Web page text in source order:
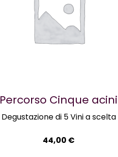
Percorso Cinque acini
Degustazione di 5 Vini a scelta
44,00 €